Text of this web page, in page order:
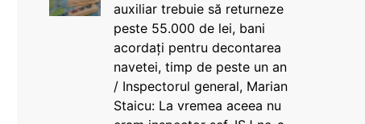
auxiliar trebuie să returneze
peste 55.000 de lei, bani
acordați pentru decontarea
navetei, timp de peste un an
/ Inspectorul general, Marian
Staicu: La vremea aceea nu